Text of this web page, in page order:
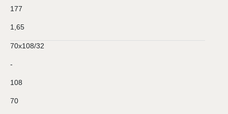
177
1,65
70х108/32
-
108
70